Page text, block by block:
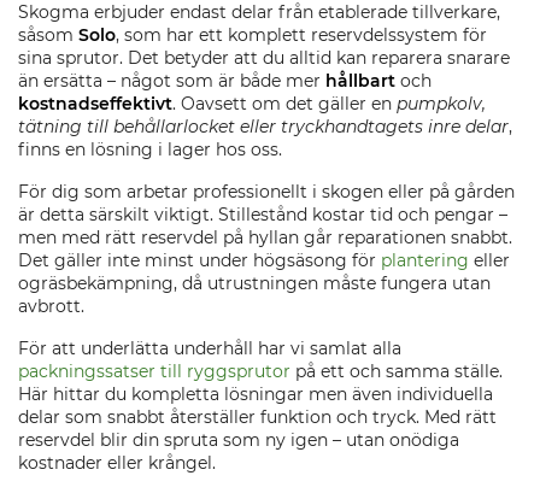
Skogma erbjuder endast delar från etablerade tillverkare,
såsom Solo, som har ett komplett reservdelssystem för
sina sprutor. Det betyder att du alltid kan reparera snarare
än ersätta – något som är både mer hållbart och
kostnadseffektivt. Oavsett om det gäller en pumpkolv,
tätning till behållarlocket eller tryckhandtagets inre delar,
finns en lösning i lager hos oss.
För dig som arbetar professionellt i skogen eller på gården
är detta särskilt viktigt. Stillestånd kostar tid och pengar –
men med rätt reservdel på hyllan går reparationen snabbt.
Det gäller inte minst under högsäsong för plantering eller
ogräsbekämpning, då utrustningen måste fungera utan
avbrott.
För att underlätta underhåll har vi samlat alla
packningssatser till ryggsprutor på ett och samma ställe.
Här hittar du kompletta lösningar men även individuella
delar som snabbt återställer funktion och tryck. Med rätt
reservdel blir din spruta som ny igen – utan onödiga
kostnader eller krångel.